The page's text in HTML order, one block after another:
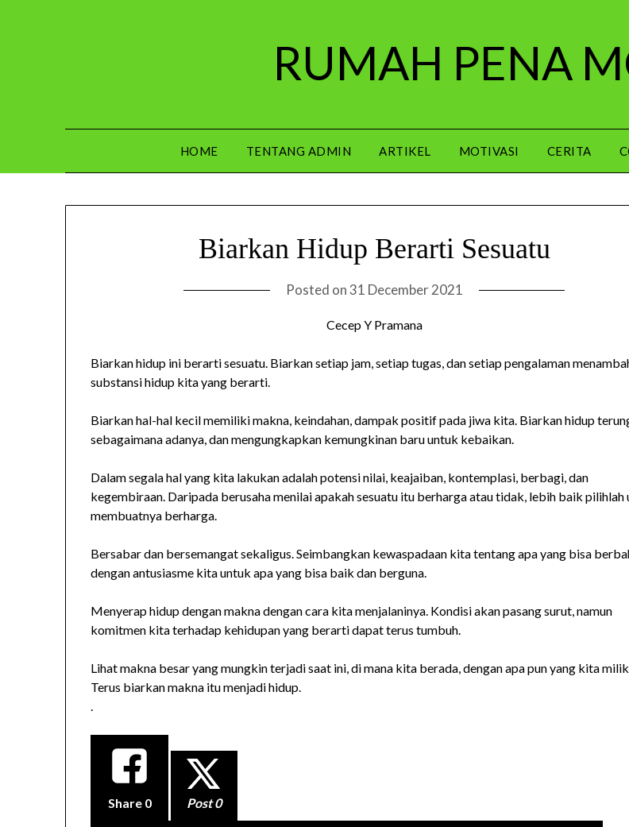
RUMAH PENA
HOME TENTANG ADMIN ARTIKEL MOTIVASI CERITA
Biarkan Hidup Berarti Sesuatu
Posted on31 December 2021
Cecep Y Pramana
Biarkan hidup ini berarti sesuatu. Biarkan setiap jam, setiap tugas, dan setiap pengalaman
substansi hidup kita yang berarti.
Biarkan hal-hal kecil memiliki makna, keindahan, dampak positif pada jiwa kita. Biarkan hidup
sebagaimana adanya, dan mengungkapkan kemungkinan baru untuk kebaikan.
Dalam segala hal yang kita lakukan adalah potensi nilai, keajaiban, kontemplasi, berbagi, dan
kegembiraan. Daripada berusaha menilai apakah sesuatu itu berharga atau tidak, lebih baik pilihlah
membuatnya berharga.
Bersabar dan bersemangat sekaligus. Seimbangkan kewaspadaan kita tentang apa yang bisa
dengan antusiasme kita untuk apa yang bisa baik dan berguna.
Menyerap hidup dengan makna dengan cara kita menjalaninya. Kondisi akan pasang surut, namun
komitmen kita terhadap kehidupan yang berarti dapat terus tumbuh.
Lihat makna besar yang mungkin terjadi saat ini, di mana kita berada, dengan apa pun yang kita
Terus biarkan makna itu menjadi hidup.
.
Share 0 Post 0